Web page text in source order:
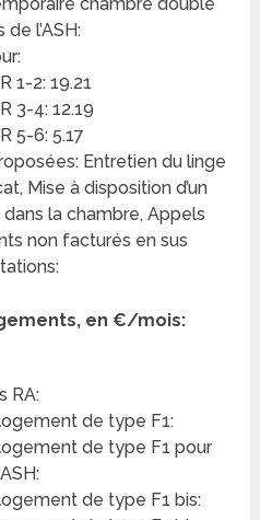
l’ASH:
1-2: 19.21
3-4: 12.19
5-6: 5.17
Entretien du linge
Mise à disposition d’un
la chambre, Appels
non facturés en sus
en €/mois:
RA:
de type F1:
de type F1 pour
de type F1 bis: